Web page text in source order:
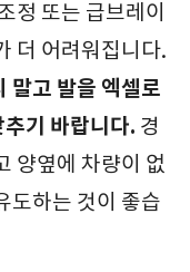
정 또는 급브레이
더 어려워집니다.
말고 발을 엑셀로
기 바랍니다. 경
양옆에 차량이 없
도하는 것이 좋습